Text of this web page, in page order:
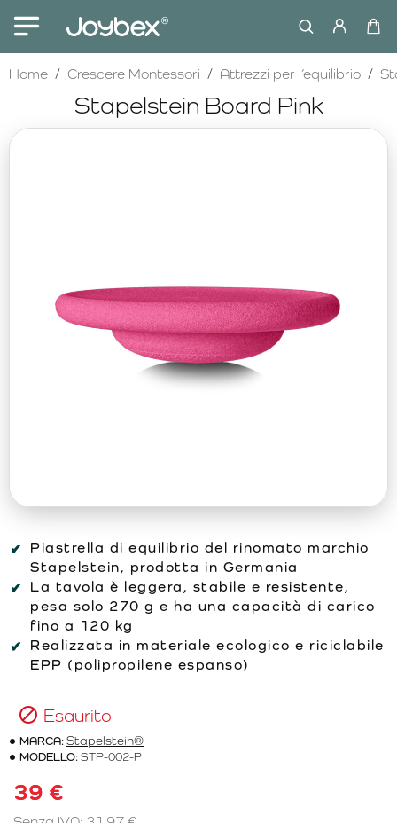
Stapelstein Board Pink
HomehomeCrescere Montessori Attrezzi per l’equilibrio
Piastrella di equilibrio del rinomato marchio
Stapelstein, prodotta in Germania
La tavola è leggera, stabile e resistente,
pesa solo 270 g e ha una capacità di carico
fino a 120 kg
Realizzata in materiale ecologico e riciclabile
EPP (polipropilene espanso)
Esaurito
MARCA:Stapelstein®
MODELLO:STP-002-P
39 €